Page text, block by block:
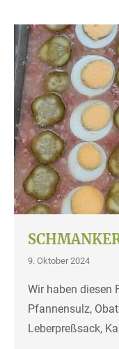
9. Oktober 2024
Wir haben diesen
Pfannensulz,
Leberpreßsack,